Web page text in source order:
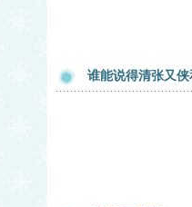
谁能说得清张又